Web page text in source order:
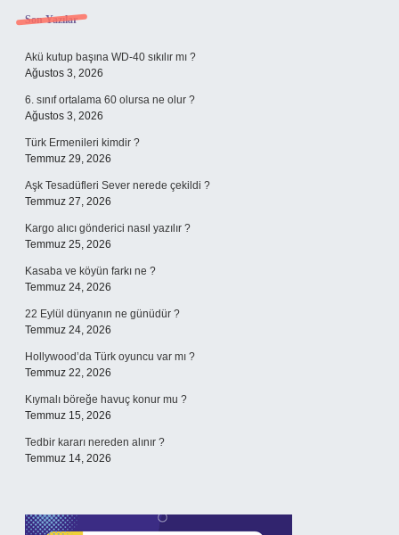
Sidebar
Son Yazılar
Akü kutup başına WD-40 sıkılır mı ?
Ağustos 3, 2026
6. sınıf ortalama 60 olursa ne olur ?
Ağustos 3, 2026
Türk Ermenileri kimdir ?
Temmuz 29, 2026
Aşk Tesadüfleri Sever nerede çekildi ?
Temmuz 27, 2026
Kargo alıcı gönderici nasıl yazılır ?
Temmuz 25, 2026
Kasaba ve köyün farkı ne ?
Temmuz 24, 2026
22 Eylül dünyanın ne günüdür ?
Temmuz 24, 2026
Hollywood’da Türk oyuncu var mı ?
Temmuz 22, 2026
Kıymalı böreğe havuç konur mu ?
Temmuz 15, 2026
Tedbir kararı nereden alınır ?
Temmuz 14, 2026